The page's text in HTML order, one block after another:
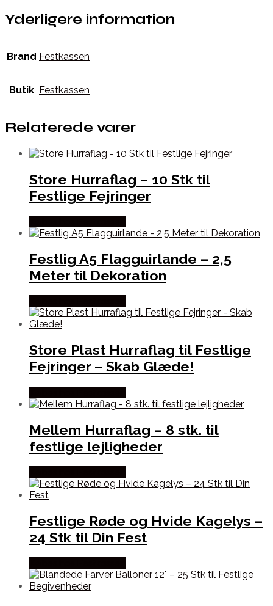
Yderligere information
Brand Festkassen
Butik Festkassen
Relaterede varer
Store Hurraflag – 10 Stk til
Festlige Fejringer
Festlig A5 Flagguirlande – 2,5
Meter til Dekoration
Store Plast Hurraflag til Festlige
Fejringer – Skab Glæde!
Mellem Hurraflag – 8 stk. til
festlige lejligheder
Festlige Røde og Hvide Kagelys –
24 Stk til Din Fest